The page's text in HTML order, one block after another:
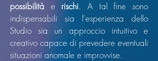
possibilità e rischi. A tal fine sono
indispensabili sia l'esperienza dello
Studio sia un approccio intuitivo e
creativo capace di prevedere eventuali
situazioni anomale e improvvise.